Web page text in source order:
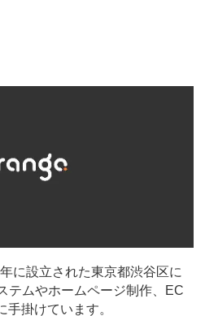
に設立された東京都渋谷区に
テムやホームページ制作、EC
掛けています。